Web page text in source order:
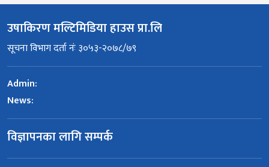
उषाकिरण मल्टिमिडिया हाउस प्रा.लि
सूचना विभाग दर्ता नंः ३०५३-२०७८/७९
Admin:
News:
विज्ञापनका लागि सम्पर्क